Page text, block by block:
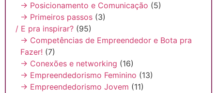
→ Posicionamento e Comunicação (5)
→ Primeiros passos (3)
/ E pra inspirar? (95)
→ Competências de Empreendedor e Bota pra
Fazer! (7)
→ Conexões e networking (16)
→ Empreendedorismo Feminino (13)
→ Empreendedorismo Jovem (11)